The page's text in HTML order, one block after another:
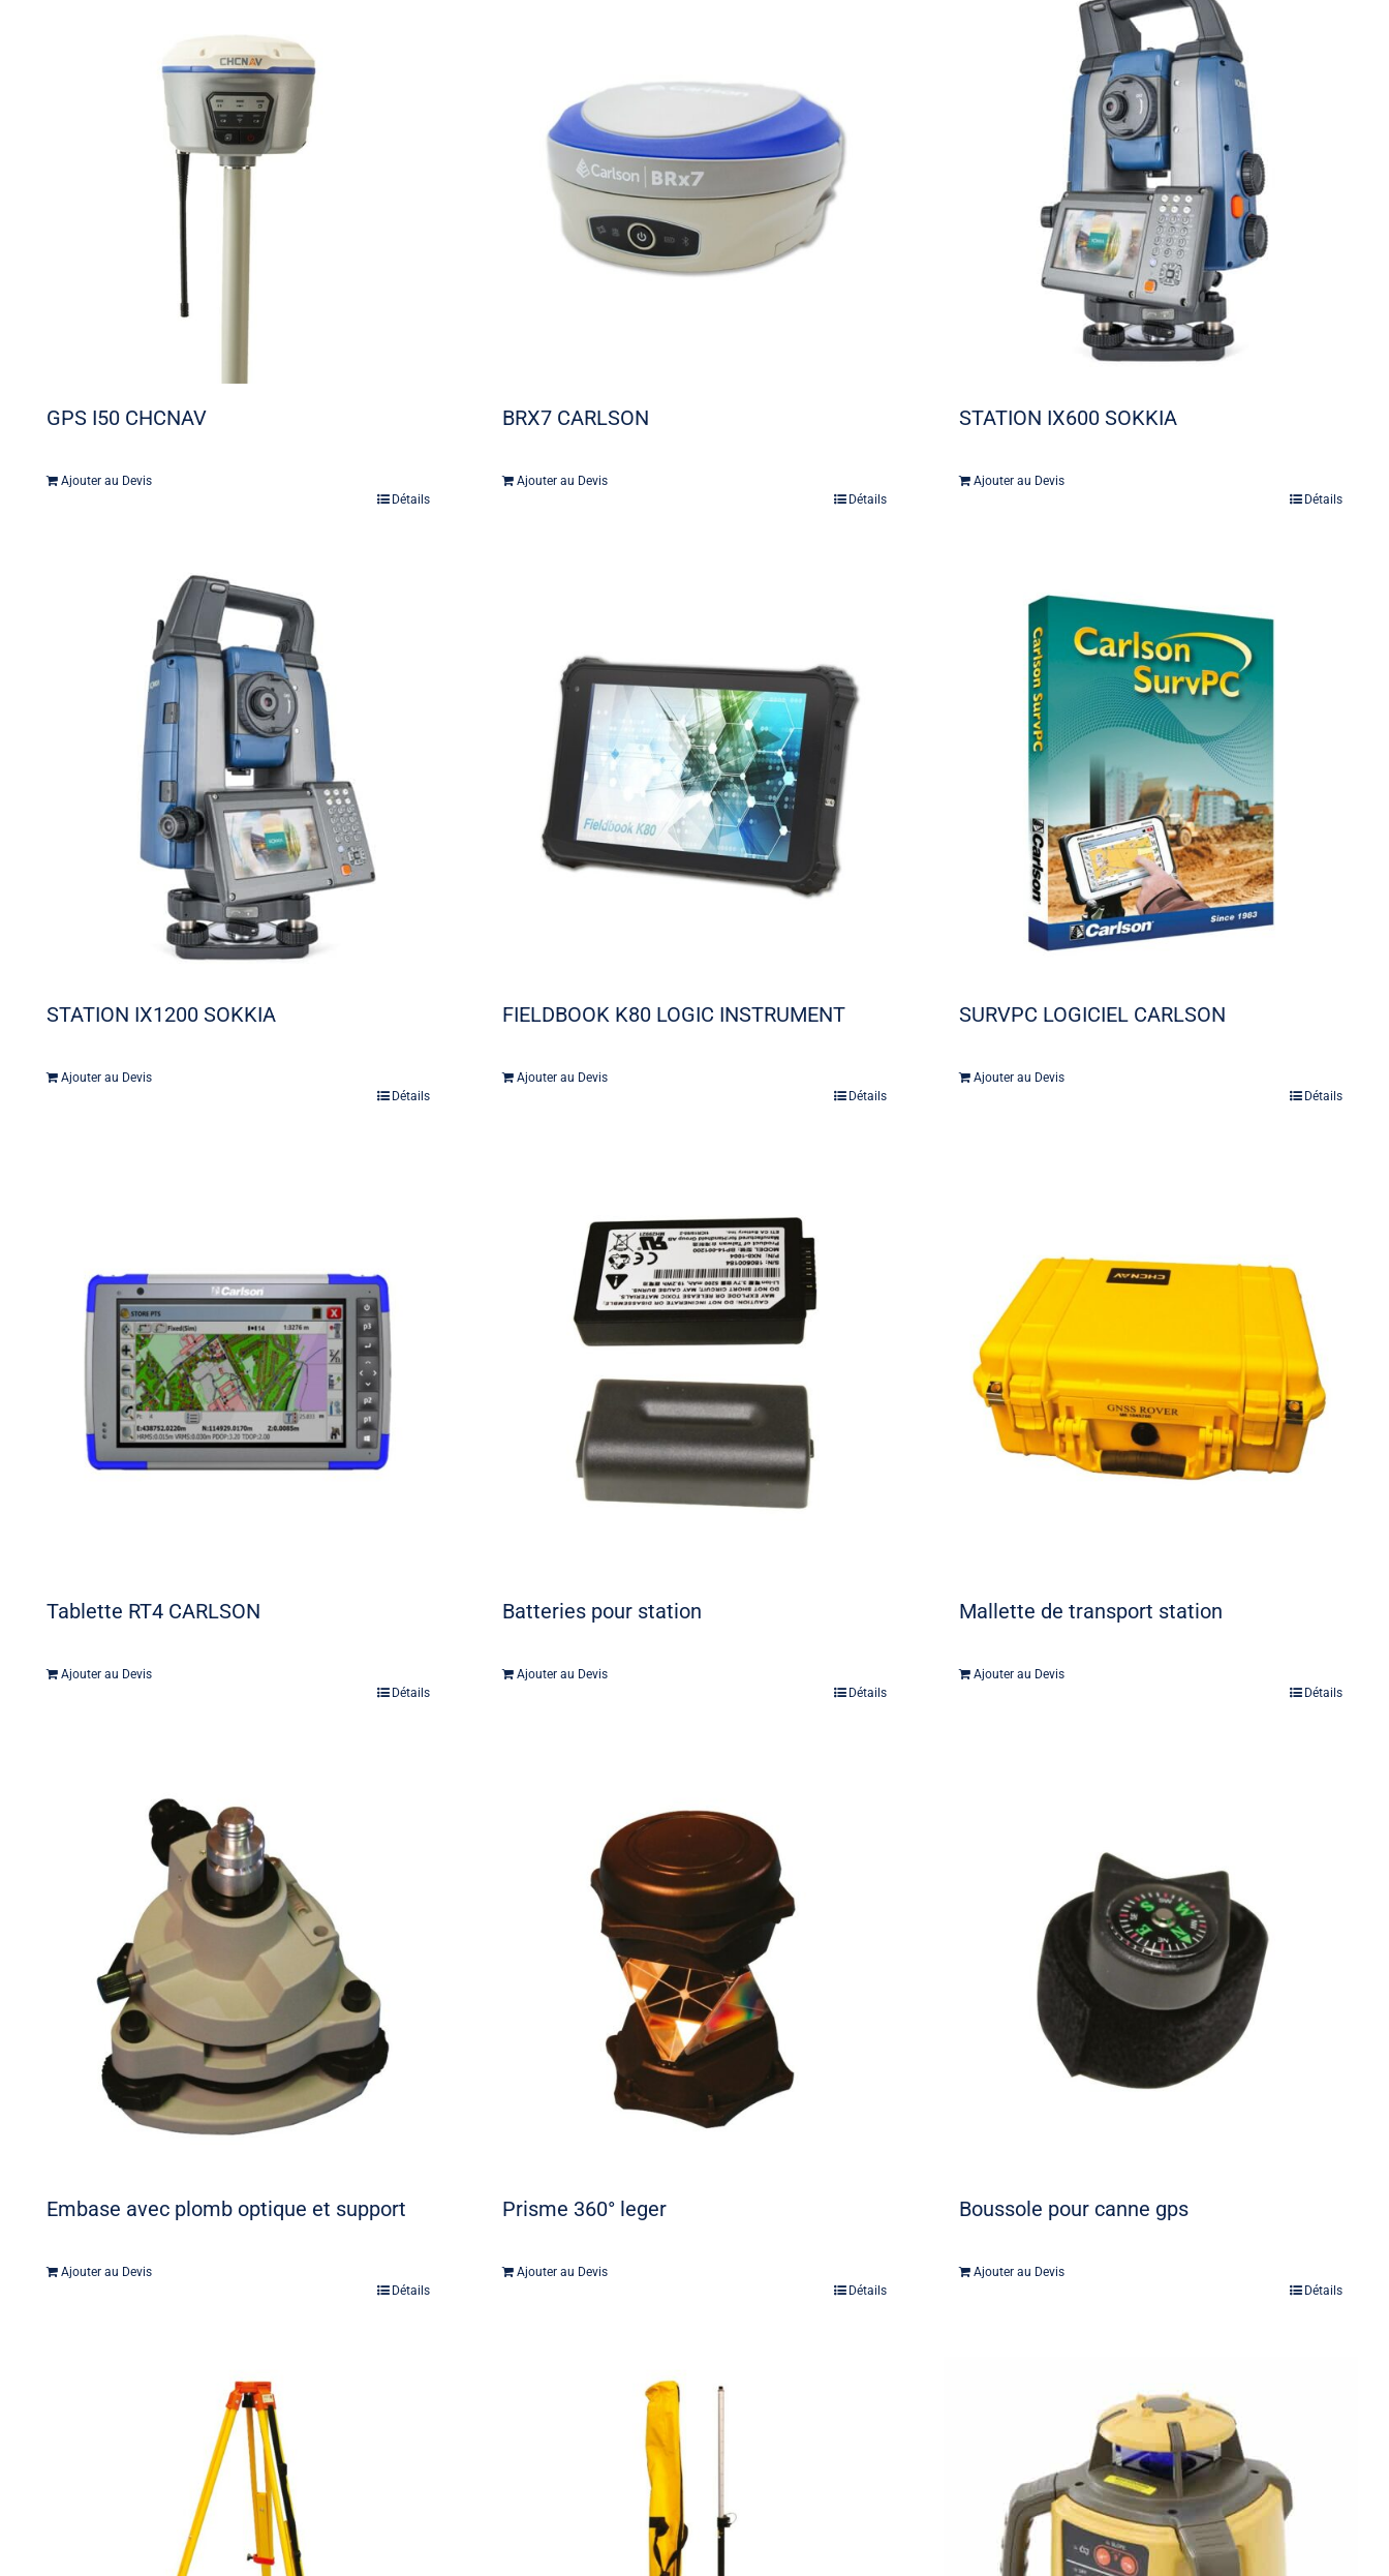
GPS I50 CHCNAV
Ajouter au Devis
Détails
BRX7 CARLSON
Ajouter au Devis
Détails
STATION IX600 SOKKIA
Ajouter au Devis
Détails
STATION IX1200 SOKKIA
Ajouter au Devis
Détails
FIELDBOOK K80 LOGIC INSTRUMENT
Ajouter au Devis
Détails
SURVPC LOGICIEL CARLSON
Ajouter au Devis
Détails
Tablette RT4 CARLSON
Ajouter au Devis
Détails
Batteries pour station
Ajouter au Devis
Détails
Mallette de transport station
Ajouter au Devis
Détails
Embase avec plomb optique et support
Ajouter au Devis
Détails
Prisme 360° leger
Ajouter au Devis
Détails
Boussole pour canne gps
Ajouter au Devis
Détails